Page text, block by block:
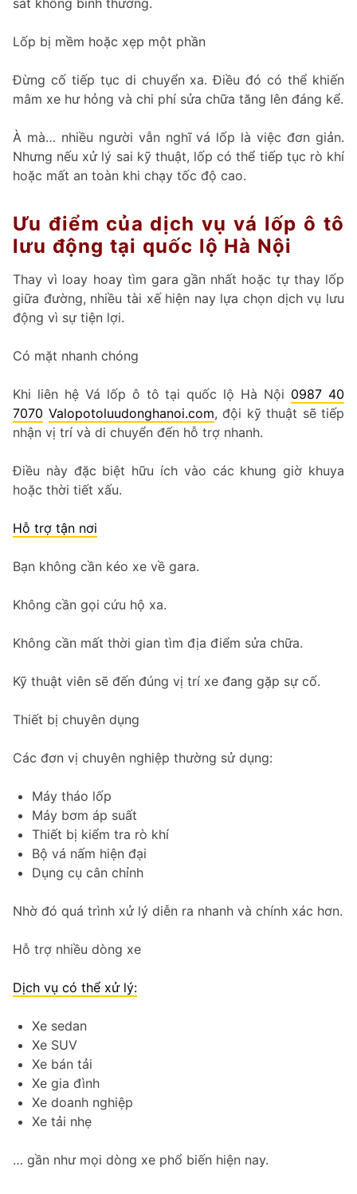
sát không bình thường.
Lốp bị mềm hoặc xẹp một phần
Đừng cố tiếp tục di chuyển xa. Điều đó có thể khiến
mâm xe hư hỏng và chi phí sửa chữa tăng lên đáng kể.
À mà… nhiều người vẫn nghĩ vá lốp là việc đơn giản.
Nhưng nếu xử lý sai kỹ thuật, lốp có thể tiếp tục rò khí
hoặc mất an toàn khi chạy tốc độ cao.
Ưu điểm của dịch vụ vá lốp ô tô
lưu động tại quốc lộ Hà Nội
Thay vì loay hoay tìm gara gần nhất hoặc tự thay lốp
giữa đường, nhiều tài xế hiện nay lựa chọn dịch vụ lưu
động vì sự tiện lợi.
Có mặt nhanh chóng
Khi liên hệ Vá lốp ô tô tại quốc lộ Hà Nội 0987 40
7070 Valopotoluudonghanoi.com, đội kỹ thuật sẽ tiếp
nhận vị trí và di chuyển đến hỗ trợ nhanh.
Điều này đặc biệt hữu ích vào các khung giờ khuya
hoặc thời tiết xấu.
Hỗ trợ tận nơi
Bạn không cần kéo xe về gara.
Không cần gọi cứu hộ xa.
Không cần mất thời gian tìm địa điểm sửa chữa.
Kỹ thuật viên sẽ đến đúng vị trí xe đang gặp sự cố.
Thiết bị chuyên dụng
Các đơn vị chuyên nghiệp thường sử dụng:
Máy tháo lốp
Máy bơm áp suất
Thiết bị kiểm tra rò khí
Bộ vá nấm hiện đại
Dụng cụ cân chỉnh
Nhờ đó quá trình xử lý diễn ra nhanh và chính xác hơn.
Hỗ trợ nhiều dòng xe
Dịch vụ có thể xử lý:
Xe sedan
Xe SUV
Xe bán tải
Xe gia đình
Xe doanh nghiệp
Xe tải nhẹ
… gần như mọi dòng xe phổ biến hiện nay.